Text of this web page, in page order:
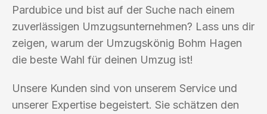
Pardubice und bist auf der Suche nach einem
zuverlässigen Umzugsunternehmen? Lass uns dir
zeigen, warum der Umzugskönig Bohm Hagen
die beste Wahl für deinen Umzug ist!
Unsere Kunden sind von unserem Service und
unserer Expertise begeistert. Sie schätzen den